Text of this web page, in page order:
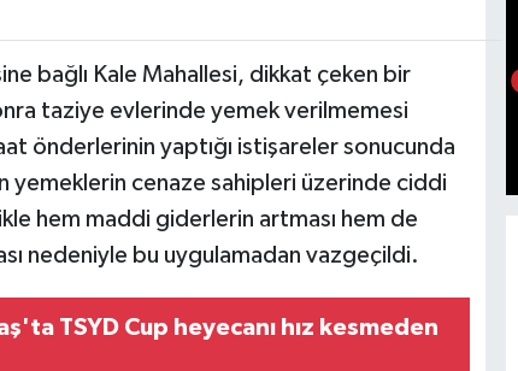
bağlı Kale Mahallesi, dikkat çeken bir
taziye evlerinde yemek verilmemesi
önderlerinin yaptığı istişareler sonucunda
yemeklerin cenaze sahipleri üzerinde ciddi
hem maddi giderlerin artması hem de
nedeniyle bu uygulamadan vazgeçildi.
TSYD Cup heyecanı hız kesmeden